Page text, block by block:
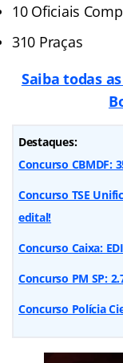
10 Oficiais
310 Praças
Saiba todas
Destaques:
Concurso CBMDF:
Concurso TSE
edital!
Concurso Caixa:
Concurso PM SP:
Concurso Polícia